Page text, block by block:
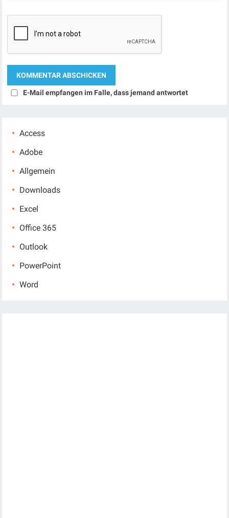
E-Mail empfangen im Falle, dass jemand antwortet
Access
Adobe
Allgemein
Downloads
Excel
Office 365
Outlook
PowerPoint
Word